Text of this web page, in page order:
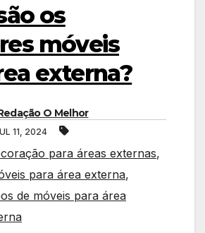
os
móveis
externa?
O Melhor
11, 2024
para áreas externas,
para área externa,
de móveis para área